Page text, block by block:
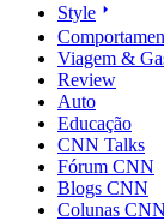
Style
Viagem &
Review
Auto
Educação
CNN Talks
Fórum CNN
Blogs CNN
Colunas CNN